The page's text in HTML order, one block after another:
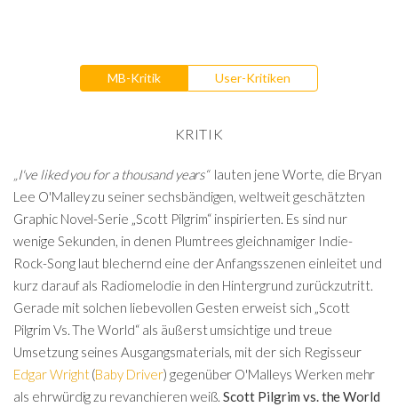
MB-Kritik User-Kritiken
KRITIK
„I've liked you for a thousand years“lauten jene Worte, die Bryan
Lee O'Malley zu seiner sechsbändigen, weltweit geschätzten
Graphic Novel-Serie „Scott Pilgrim“ inspirierten. Es sind nur
wenige Sekunden, in denen Plumtrees gleichnamiger Indie-
Rock-Song laut blechernd eine der Anfangsszenen einleitet und
kurz darauf als Radiomelodie in den Hintergrund zurückzutritt.
Gerade mit solchen liebevollen Gesten erweist sich „Scott
Pilgrim Vs. The World“ als äußerst umsichtige und treue
Umsetzung seines Ausgangsmaterials, mit der sich Regisseur
Edgar Wright(Baby Driver) gegenüber O'Malleys Werken mehr
als ehrwürdig zu revanchieren weiß.Scott Pilgrim vs. the World